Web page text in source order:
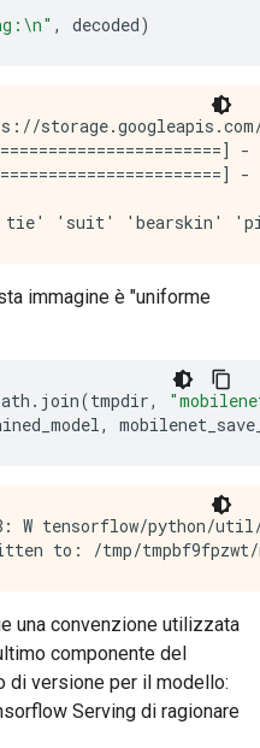
, decoded)
immagine è "uniforme
. join(tmpdir,
,
W tensorflow/
una convenzione utilizzata
componente del
di versione per il modello:
Serving di ragionare